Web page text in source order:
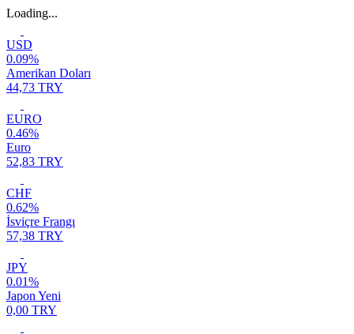
Loading...
USD
0.09%
Amerikan Doları
44,73 TRY
EURO
0.46%
Euro
52,83 TRY
CHF
0.62%
İsviçre Frangı
57,38 TRY
JPY
0.01%
Japon Yeni
0,00 TRY